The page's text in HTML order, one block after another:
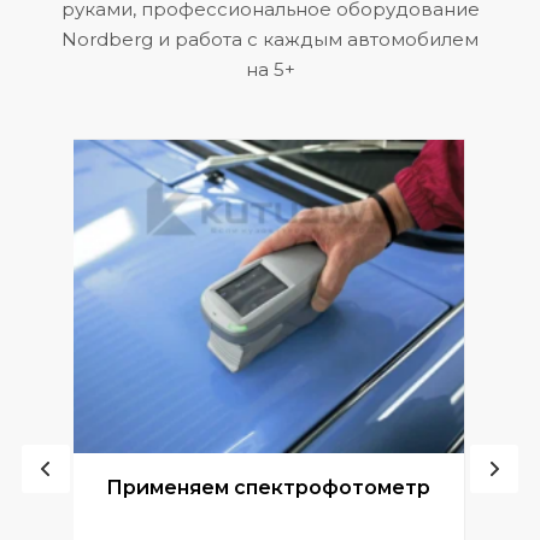
руками, профессиональное оборудование
Nordberg и работа с каждым автомобилем
на 5+
Применяем спектрофотометр